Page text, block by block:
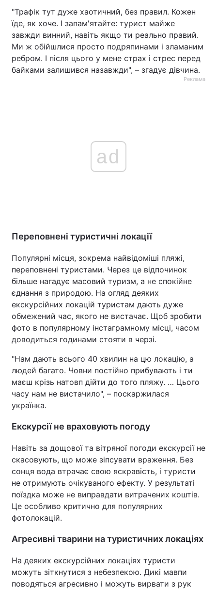
"Трафік тут дуже хаотичний, без правил. Кожен
їде, як хоче. І запам'ятайте: турист майже
завжди винний, навіть якщо ти реально правий.
Ми ж обійшлися просто подряпинами і зламаним
ребром. І після цього у мене страх і стрес перед
байками залишився назавжди", – згадує дівчина.
Реклама
ad
Переповнені туристичні локації
Популярні місця, зокрема найвідоміші пляжі,
переповнені туристами. Через це відпочинок
більше нагадує масовий туризм, а не спокійне
єднання з природою. На огляд деяких
екскурсійних локацій туристам дають дуже
обмежений час, якого не вистачає. Щоб зробити
фото в популярному інстаграмному місці, часом
доводиться годинами стояти в черзі.
"Нам дають всього 40 хвилин на цю локацію, а
людей багато. Човни постійно прибувають і ти
маєш крізь натовп дійти до того пляжу. … Цього
часу нам не вистачило", – поскаржилася
українка.
Екскурсії не враховують погоду
Навіть за дощової та вітряної погоди екскурсії не
скасовують, що може зіпсувати враження. Без
сонця вода втрачає свою яскравість, і туристи
не отримують очікуваного ефекту. У результаті
поїздка може не виправдати витрачених коштів.
Це особливо критично для популярних
фотолокацій.
Агресивні тварини на туристичних локаціях
На деяких екскурсійних локаціях туристи
можуть зіткнутися з небезпекою. Дикі мавпи
поводяться агресивно і можуть вирвати з рук